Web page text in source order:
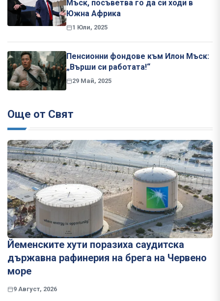
Мъск, посъветва го да си ходи в
Южна Африка
1 Юли, 2025
Пенсионни фондове към Илон Мъск:
„Върши си работата!“
29 Май, 2025
Още от Свят
Йеменските хути поразиха саудитска
държавна рафинерия на брега на Червено
море
9 Август, 2026